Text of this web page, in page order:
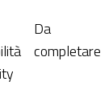
Da
completare